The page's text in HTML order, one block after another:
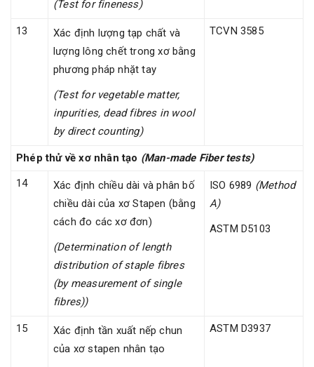
(Test for fineness)
13
Xác định lượng tạp chất và
lượng lông chết trong xơ bằng
phương pháp nhặt tay
(Test for vegetable matter,
inpurities, dead fibres in wool
by direct counting)
TCVN 3585
Phép thử về xơ nhân tạo (Man-made Fiber tests)
14
Xác định chiều dài và phân bố
chiều dài của xơ Stapen (bằng
cách đo các xơ đơn)
(Determination of length
distribution of staple fibres
(by measurement of single
fibres))
ISO 6989 (Method
A)
ASTM D5103
15
Xác định tần xuất nếp chun
của xơ stapen nhân tạo
ASTM D3937